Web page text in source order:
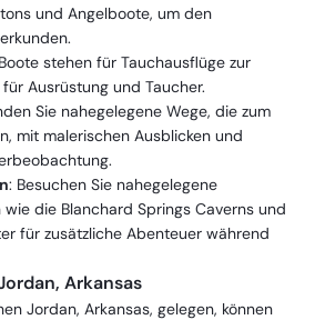
und Angelboote, um den
stehen für Tauchausflüge zur
Ausrüstung und Taucher.
Sie nahegelegene Wege, die zum
mit malerischen Ausblicken und
: Besuchen Sie nahegelegene
die Blanchard Springs Caverns und
für zusätzliche Abenteuer während
Arkansas
Jordan, Arkansas, gelegen, können